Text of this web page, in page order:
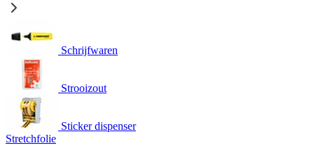
Schrijfwaren
Strooizout
Sticker dispenser
Stretchfolie